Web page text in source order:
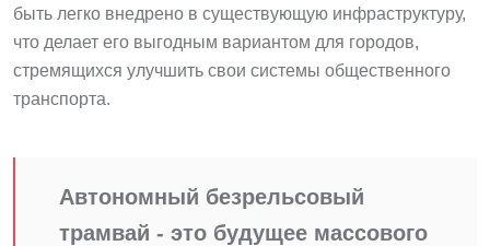
быть легко внедрено в существующую инфраструктуру,
что делает его выгодным вариантом для городов,
стремящихся улучшить свои системы общественного
транспорта.
Автономный безрельсовый
трамвай - это будущее массового